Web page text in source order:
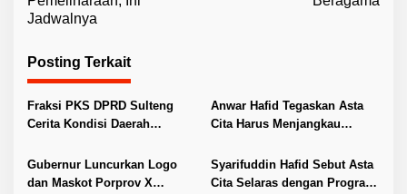
i
g
a
s
i
p
o
Jadwalnya
Posting Terkait
Fraksi PKS DPRD Sulteng
Cerita Kondisi Daerah
Fraksi PKS DKI Jakarta
Anwar Hafid Tegaskan Asta
Cita Harus Menjangkau
Gubernur Luncurkan Logo
dan Maskot Porprov X
Syarifuddin Hafid Sebut Asta
Cita Selaras dengan Program